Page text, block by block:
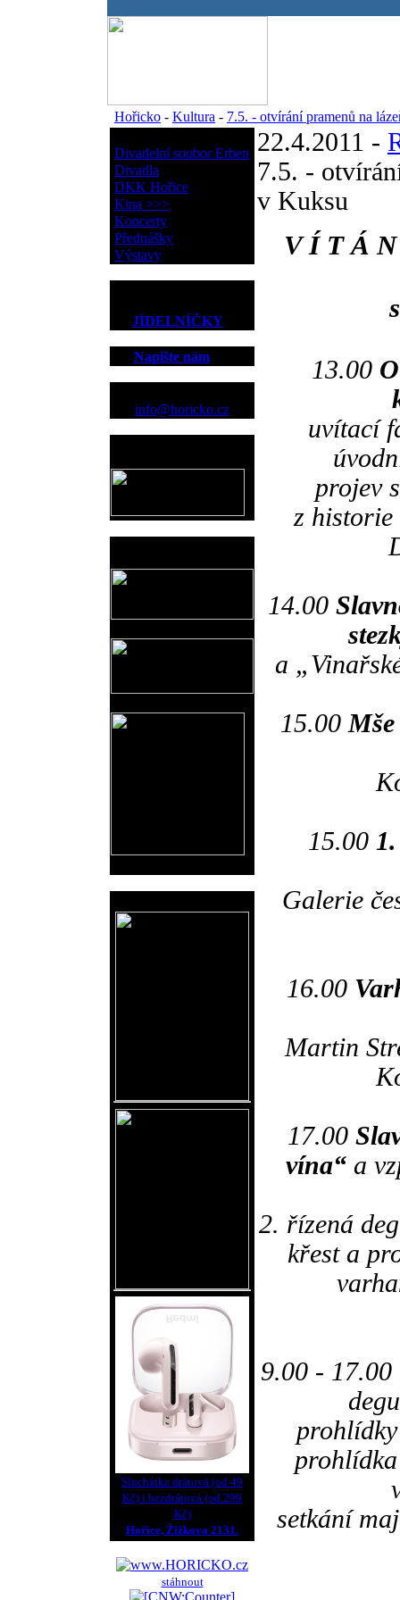
Hořicko - Kultura - 7.5. - otvírání pramenů na
Divadelní soubor Erben
Divadla
DKK Hořice
Kina >>>
Koncerty
Přednášky
Výstavy
JÍDELNÍČKY
Napište nám
info@horicko.cz
Sluchátka drátová (od 49
Kč) i bezdrátová (od 299
Kč)
Hořice, Žižkova 2131.
stáhnout
22.4.2011 -
7.5. -
v Kuksu
V Í T Á
13.00
uvítací
projev
z historie
14.00
a
15.00
15.00
Galerie
16.00
Martin
17.00
vína“ a
2. řízená
křest a
9.00 - 17.00
setkání